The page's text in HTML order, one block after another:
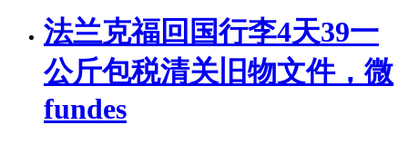
法兰克福回国行李4天39一
公斤包税清关旧物文件，微
fundes